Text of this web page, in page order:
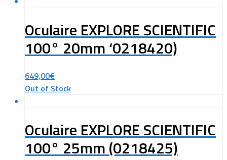
Oculaire EXPLORE SCIENTIFIC
100° 20mm ‘0218420)
649,00€
Out of Stock
Oculaire EXPLORE SCIENTIFIC
100° 25mm (0218425)